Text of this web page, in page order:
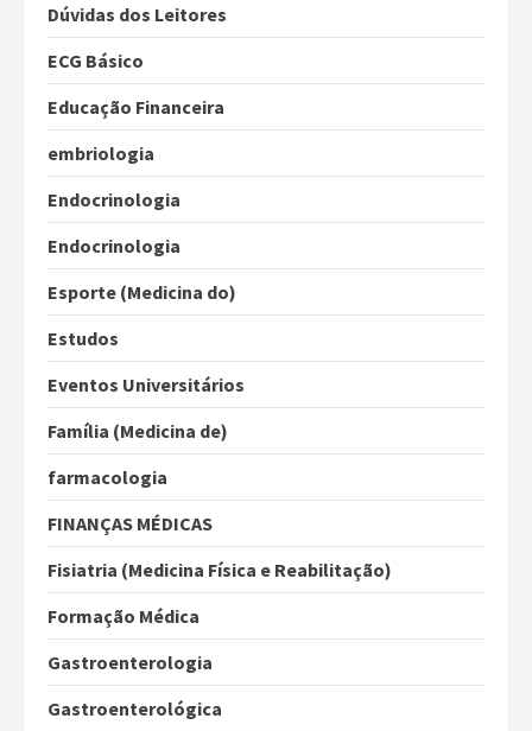
Dúvidas dos Leitores
ECG Básico
Educação Financeira
embriologia
Endocrinologia
Endocrinologia
Esporte (Medicina do)
Estudos
Eventos Universitários
Família (Medicina de)
farmacologia
FINANÇAS MÉDICAS
Fisiatria (Medicina Física e Reabilitação)
Formação Médica
Gastroenterologia
Gastroenterológica